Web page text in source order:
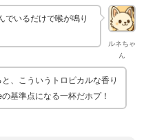
ルネちゃ
ん
でいるだけで喉が鳴り
、こういうトロピカルな香り
基準点になる一杯だホプ！